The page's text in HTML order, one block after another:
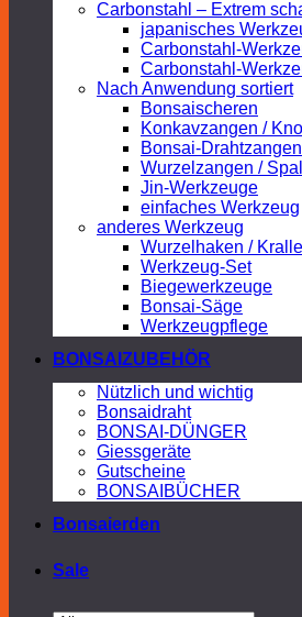
Carbonstahl – Extrem
japanisches
Carbonstahl-
Carbonstahl-
Nach Anwendung sortiert
Bonsaischeren
Konkavzangen /
Bonsai-Drahtzangen
Wurzelzangen /
Jin-Werkzeuge
einfaches Werkzeug
anderes Werkzeug
Wurzelhaken /
Werkzeug-Set
Biegewerkzeuge
Bonsai-Säge
Werkzeugpflege
BONSAIZUBEHÖR
Nützlich und wichtig
Bonsaidraht
BONSAI-DÜNGER
Giessgeräte
Gutscheine
BONSAIBÜCHER
Bonsaierden
Sale